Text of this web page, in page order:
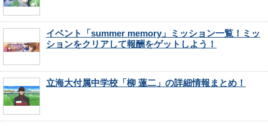
イベント「summer memory」ミッション一覧！ミッ
ションをクリアして報酬をゲットしよう！
立海大付属中学校「柳 蓮二」の詳細情報まとめ！